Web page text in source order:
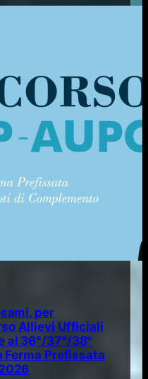
per
Allievi Ufficiali
al 36°/37°/38°
Prefissata